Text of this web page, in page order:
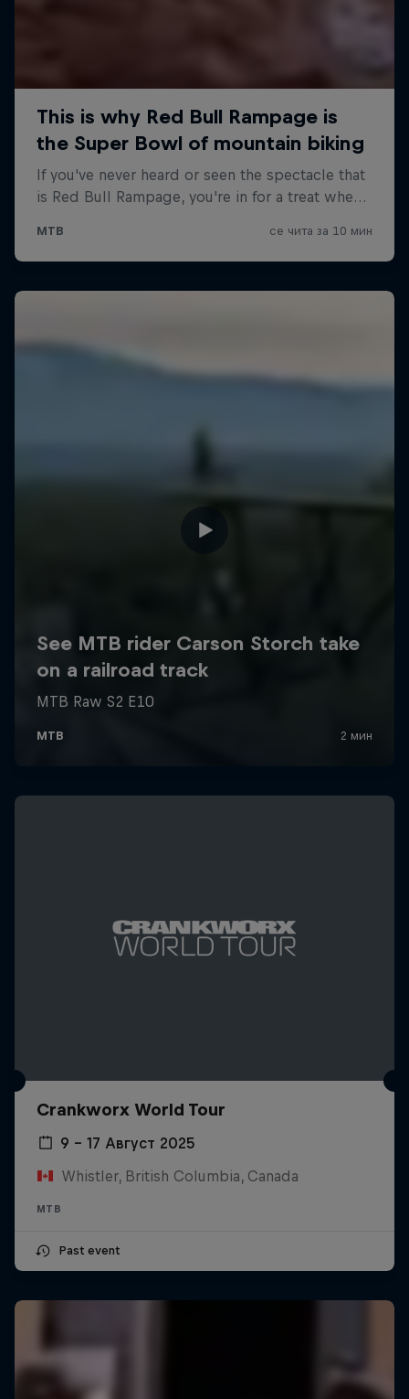
Crankworx World Tour
9 – 17 Август 2025
Whistler, British Columbia, Canada
MTB
Past event